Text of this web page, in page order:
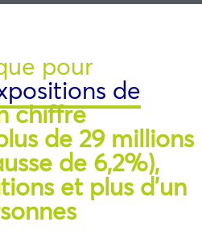
pour
de
chiffre
de 29 millions
de 6,2%),
et plus d’un